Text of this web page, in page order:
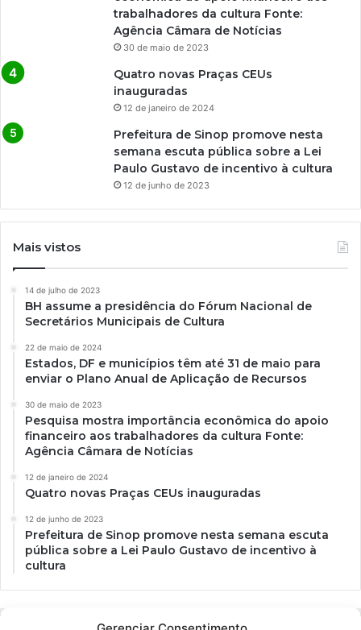
trabalhadores da cultura Fonte:
Agência Câmara de Notícias
30 de maio de 2023
Quatro novas Praças CEUs
inauguradas
12 de janeiro de 2024
Prefeitura de Sinop promove nesta
semana escuta pública sobre a Lei
Paulo Gustavo de incentivo à cultura
12 de junho de 2023
Mais vistos
14 de julho de 2023
BH assume a presidência do Fórum Nacional de
Secretários Municipais de Cultura
22 de maio de 2024
Estados, DF e municípios têm até 31 de maio para
enviar o Plano Anual de Aplicação de Recursos
30 de maio de 2023
Pesquisa mostra importância econômica do apoio
financeiro aos trabalhadores da cultura Fonte:
Agência Câmara de Notícias
12 de janeiro de 2024
Quatro novas Praças CEUs inauguradas
12 de junho de 2023
Prefeitura de Sinop promove nesta semana escuta
pública sobre a Lei Paulo Gustavo de incentivo à
cultura